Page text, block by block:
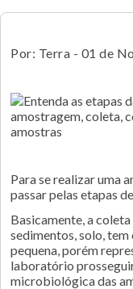
Por: Terra - 01 de
Para se realizar uma
passar pelas etapas
Basicamente, a
sedimentos, solo,
pequena, porém
laboratório
microbiológica das